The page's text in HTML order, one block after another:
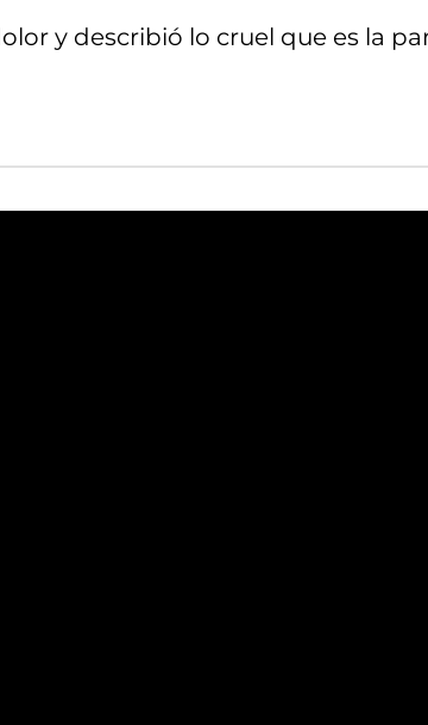
y describió lo cruel que es la